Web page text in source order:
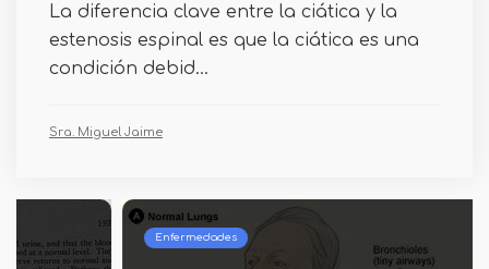
La diferencia clave entre la ciática y la
estenosis espinal es que la ciática es una
condición debid...
Sra. Miguel Jaime